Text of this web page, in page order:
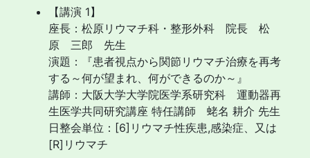
【講演 1】
座長：松原リウマチ科・整形外科 院長 松
原 三郎 先生
演題：『患者視点から関節リウマチ治療を再考
する～何が望まれ、何ができるのか～』
講師：大阪大学大学院医学系研究科 運動器再
生医学共同研究講座 特任講師 蛯名 耕介 先生
日整会単位：[6]リウマチ性疾患,感染症、又は
[R]リウマチ